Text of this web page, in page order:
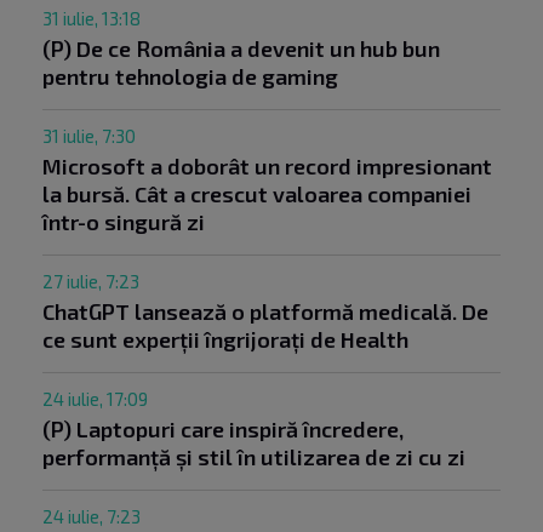
31 iulie, 13:18
(P) De ce România a devenit un hub bun
pentru tehnologia de gaming
31 iulie, 7:30
Microsoft a doborât un record impresionant
la bursă. Cât a crescut valoarea companiei
într-o singură zi
27 iulie, 7:23
ChatGPT lansează o platformă medicală. De
ce sunt experții îngrijorați de Health
24 iulie, 17:09
(P) Laptopuri care inspiră încredere,
performanță și stil în utilizarea de zi cu zi
24 iulie, 7:23